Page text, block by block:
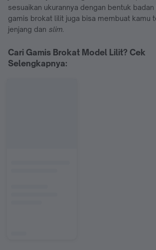
sesuaikan ukurannya dengan bentuk badan
gamis brokat lilit juga bisa membuat kamu
jenjang dan slim.
Cari Gamis Brokat Model Lilit? Cek
Selengkapnya: